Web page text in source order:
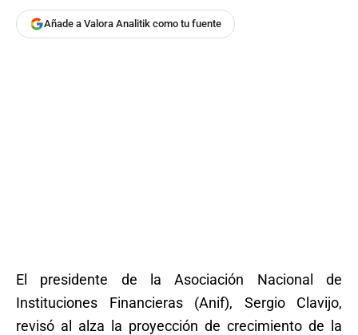
Añade a Valora Analitik como tu fuente
El presidente de la Asociación Nacional de
Instituciones Financieras (Anif), Sergio Clavijo,
revisó al alza la proyección de crecimiento de la